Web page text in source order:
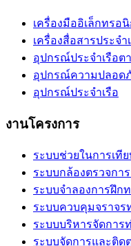
เครื่องมืออิเล็กทรอ
เครื่องสื่อสารประจำ
อุปกรณ์ประจำเรือต
อุปกรณ์ความปลอดภั
อุปกรณ์ประจำเรือ
งานโครงการ
ระบบช่วยในการเทีย
ระบบกล้องตรวจกา
ระบบจำลองการฝึกท
ระบบควบคุมจราจร
ระบบบริหารจัดการ
ระบบจัดการและติด